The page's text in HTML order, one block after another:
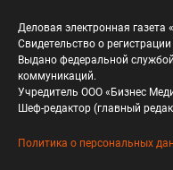
Деловая электронная газета
Свидетельство о
Выдано федеральной
коммуникаций.
Учредитель ООО «Бизнес
Шеф-редактор (главный
Политика о персональных